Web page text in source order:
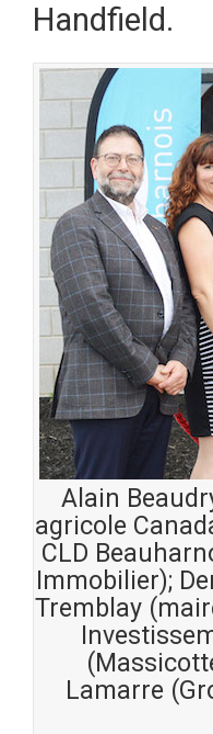
Handfield.
Alain
agricole
CLD
Immobilier);
Tremblay
Lamarre